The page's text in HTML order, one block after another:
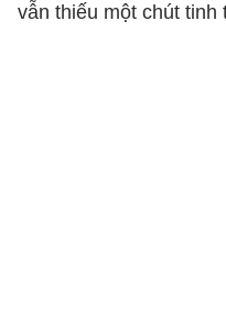
vẫn thiếu một chút tinh